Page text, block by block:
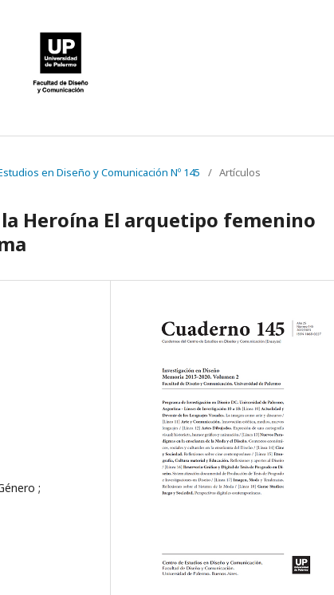
en Diseño y Comunicación Nº 145 / Artículos
Heroína El arquetipo femenino
;